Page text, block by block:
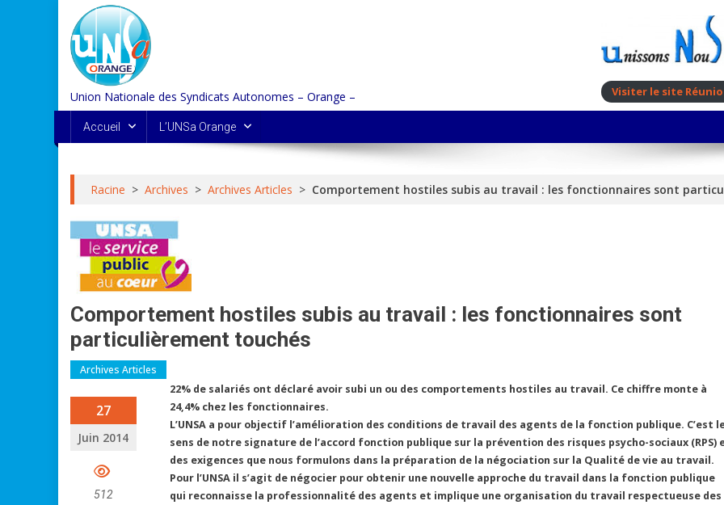
content
Union Nationale des Syndicats Autonomes – Orange – Visiter le site
Accueil L’UNSa Orange
Racine > Archives > Archives Articles > Comportement hostiles subis au travail : les fonctionnaires sont
Comportement hostiles subis au travail : les fonctionnaires sont
particulièrement touchés
Archives Articles
27
Juin 2014
512
22% de salariés ont déclaré avoir subi un ou des comportements hostiles au travail. Ce chiffre monte à
24,4% chez les fonctionnaires.
L’UNSA a pour objectif l’amélioration des conditions de travail des agents de la fonction publique. C’est
sens de notre signature de l’accord fonction publique sur la prévention des risques psycho-sociaux (RPS)
des exigences que nous formulons dans la préparation de la négociation sur la Qualité de vie au travail.
Pour l’UNSA il s’agit de négocier pour obtenir une nouvelle approche du travail dans la fonction publique
qui reconnaisse la professionnalité des agents et implique une organisation du travail respectueuse des